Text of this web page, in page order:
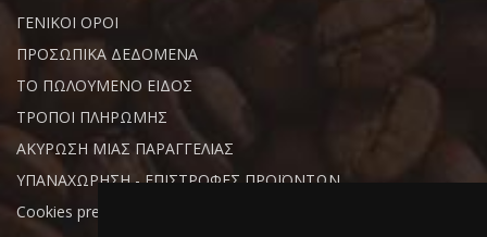
ΓΕΝΙΚΟΙ ΟΡΟΙ
ΠΡΟΣΩΠΙΚΑ ΔΕΔΟΜΕΝΑ
ΤΟ ΠΩΛΟΥΜΕΝΟ ΕΙΔΟΣ
ΤΡΟΠΟΙ ΠΛΗΡΩΜΗΣ
ΑΚΥΡΩΣΗ ΜΙΑΣ ΠΑΡΑΓΓΕΛΙΑΣ
ΥΠΑΝΑΧΩΡΗΣΗ - ΕΠΙΣΤΡΟΦΕΣ ΠΡΟΪΟΝΤΩΝ
Cookies preferences